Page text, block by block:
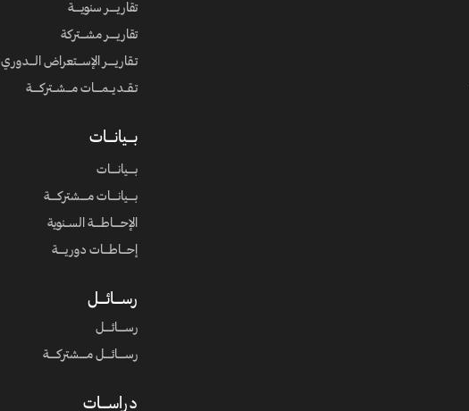
تقاريــــر سنويــــة
تقاريــــر مشـــتركة
تـقاريــــر الإســـتعراض الـــدوري
تـقــديــمــــات مـــشــتركــــة
بــــيانــــات
بــــيانــــات
بــــيانــــات مــــشتركــــة
الإحــــاطــــة الســنوية
إحـــاطـــات دوريــــة
رســــائــــل
رســــائــــل
رســــائــــل مــــشتركــــة
دراســــات